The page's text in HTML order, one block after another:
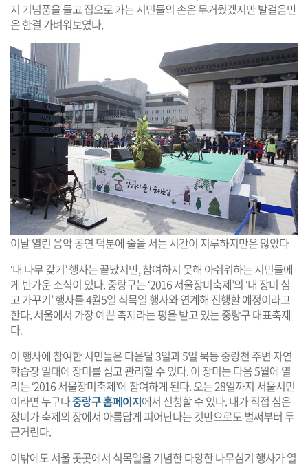
지 기념품을 들고 집으로 가는 시민들의 손은 무거웠겠지만 발걸음만
은 한결 가벼워보였다.
이날 열린 음악 공연 덕분에 줄을 서는 시간이 지루하지만은 않았다
‘내 나무 갖기’ 행사는 끝났지만, 참여하지 못해 아쉬워하는 시민들에
게 반가운 소식이 있다. 중랑구는 ‘2016 서울장미축제’의 ‘내 장미 심
고 가꾸기’ 행사를 4월5일 식목일 행사와 연계해 진행할 예정이라고
한다. 서울에서 가장 예쁜 축제라는 평을 받고 있는 중랑구 대표축제
다.
이 행사에 참여한 시민들은 다음달 3일과 5일 묵동 중랑천 주변 자연
학습장 일대에 장미를 심고 관리할 수 있다. 이 장미는 다음 5월에 열
리는 ‘2016 서울장미축제’에 참여하게 된다. 오는 28일까지 서울시민
이라면 누구나중랑구 홈페이지에서 신청할 수 있다. 내가 직접 심은
장미가 축제의 장에서 아름답게 피어난다는 것만으로도 벌써부터 두
근거린다.
이밖에도 서울 곳곳에서 식목일을 기념한 다양한 나무심기 행사가 열